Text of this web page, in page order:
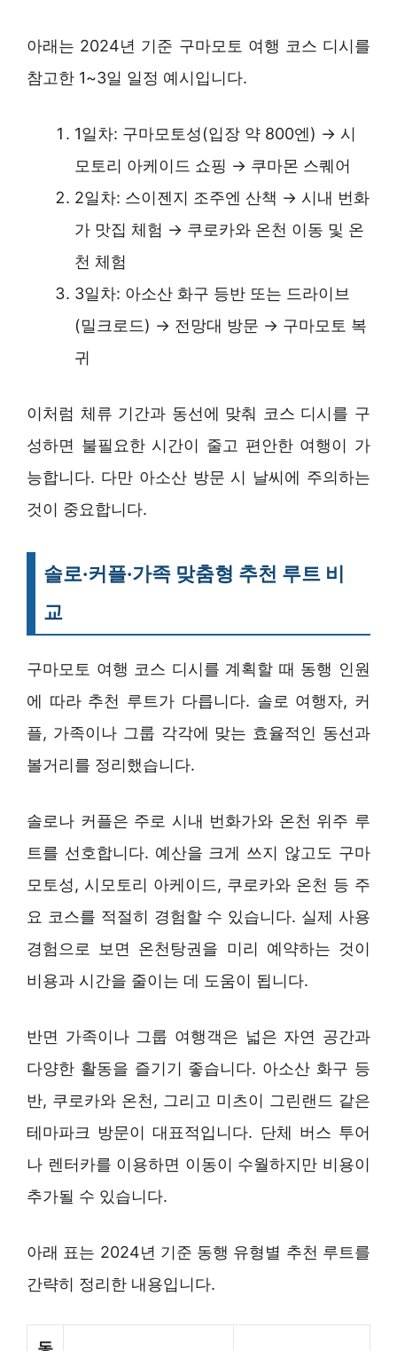
아래는 2024년 기준 구마모토 여행 코스 디시를
참고한 1~3일 일정 예시입니다.
1일차: 구마모토성(입장 약 800엔) → 시
모토리 아케이드 쇼핑 → 쿠마몬 스퀘어
2일차: 스이젠지 조주엔 산책 → 시내 번화
가 맛집 체험 → 쿠로카와 온천 이동 및 온
천 체험
3일차: 아소산 화구 등반 또는 드라이브
(밀크로드) → 전망대 방문 → 구마모토 복
귀
이처럼 체류 기간과 동선에 맞춰 코스 디시를 구
성하면 불필요한 시간이 줄고 편안한 여행이 가
능합니다. 다만 아소산 방문 시 날씨에 주의하는
것이 중요합니다.
솔로·커플·가족 맞춤형 추천 루트 비
교
구마모토 여행 코스 디시를 계획할 때 동행 인원
에 따라 추천 루트가 다릅니다. 솔로 여행자, 커
플, 가족이나 그룹 각각에 맞는 효율적인 동선과
볼거리를 정리했습니다.
솔로나 커플은 주로 시내 번화가와 온천 위주 루
트를 선호합니다. 예산을 크게 쓰지 않고도 구마
모토성, 시모토리 아케이드, 쿠로카와 온천 등 주
요 코스를 적절히 경험할 수 있습니다. 실제 사용
경험으로 보면 온천탕권을 미리 예약하는 것이
비용과 시간을 줄이는 데 도움이 됩니다.
반면 가족이나 그룹 여행객은 넓은 자연 공간과
다양한 활동을 즐기기 좋습니다. 아소산 화구 등
반, 쿠로카와 온천, 그리고 미츠이 그린랜드 같은
테마파크 방문이 대표적입니다. 단체 버스 투어
나 렌터카를 이용하면 이동이 수월하지만 비용이
추가될 수 있습니다.
아래 표는 2024년 기준 동행 유형별 추천 루트를
간략히 정리한 내용입니다.